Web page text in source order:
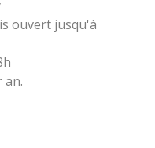
ouvert jusqu'à
an.